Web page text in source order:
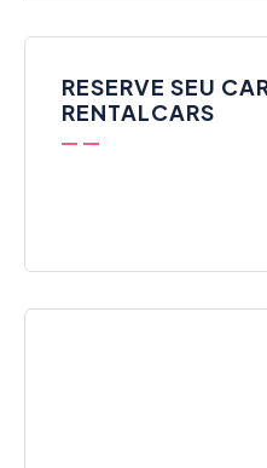
RESERVE SEU
RENTALCARS